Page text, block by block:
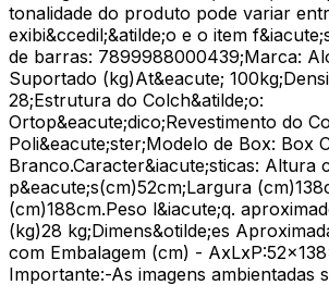
tonalidade do produto pode variar
exibi&ccedil;&atilde;o e o item
de barras: 7899988000439;Marca:
Suportado (kg)At&eacute;
28;Estrutura do Colch&atilde;o:
Ortop&eacute;dico;Revestimento do
Poli&eacute;ster;Modelo de Box: Box
Branco.Caracter&iacute;sticas: Altura
p&eacute;s(cm)52cm;Largura
(cm)188cm.Peso l&iacute;q.
(kg)28 kg;Dimens&otilde;es
com Embalagem (cm) -
Importante:-As imagens ambientadas